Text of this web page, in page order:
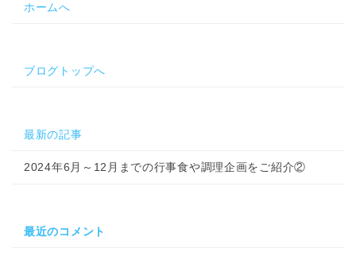
ホームへ
ブログトップへ
最新の記事
2024年6月～12月までの行事食や調理企画をご紹介②
最近のコメント